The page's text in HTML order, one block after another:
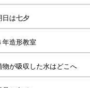
は七夕
造形教室
が吸収した水はどこへ